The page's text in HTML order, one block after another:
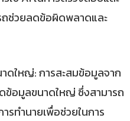
ช่วยลดข้อผิดพลาดและ
ดใหญ่: การสะสมข้อมูลจาก
ดข้อมูลขนาดใหญ่ ซึ่งสามารถ
ารทำนายเพื่อช่วยในการ